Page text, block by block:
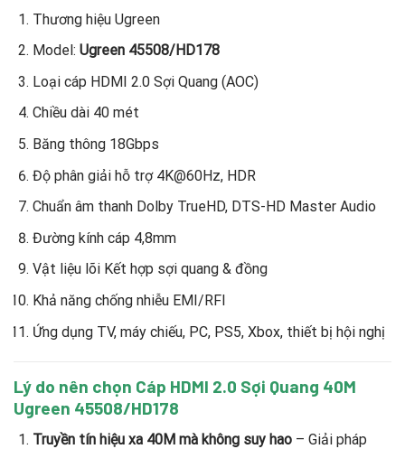
Thương hiệu Ugreen
Model: Ugreen 45508/HD178
Loại cáp HDMI 2.0 Sợi Quang (AOC)
Chiều dài 40 mét
Băng thông 18Gbps
Độ phân giải hỗ trợ 4K@60Hz, HDR
Chuẩn âm thanh Dolby TrueHD, DTS-HD Master Audio
Đường kính cáp 4,8mm
Vật liệu lõi Kết hợp sợi quang & đồng
Khả năng chống nhiễu EMI/RFI
Ứng dụng TV, máy chiếu, PC, PS5, Xbox, thiết bị hội nghị
Lý do nên chọn Cáp HDMI 2.0 Sợi Quang 40M
Ugreen 45508/HD178
Truyền tín hiệu xa 40M mà không suy hao– Giải pháp